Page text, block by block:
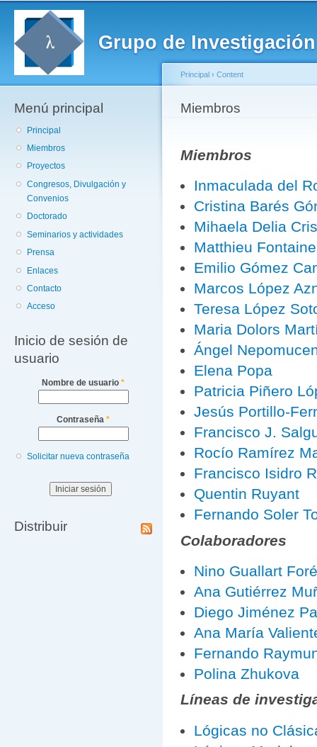
Grupo de
Menú principal
Principal
Miembros
Proyectos
Congresos, Divulgación y
Convenios
Doctorado
Seminarios y actividades
Prensa
Enlaces
Contacto
Acceso
Inicio de sesión de
usuario
Nombre de usuario *
Contraseña *
Solicitar nueva contraseña
Distribuir
Se encuentra usted
Principal › Content
Miembros
Miembros
Inmaculada del
Cristina Barés
Mihaela Delia
Matthieu
Emilio Gómez
Marcos López
Teresa López
Maria Dolors
Ángel
Elena Popa
Patricia Piñero
Jesús Portillo-
Francisco J.
Rocío Ramírez
Francisco Isidro
Quentin Ruyant
Fernando Soler
Colaboradores
Nino Guallart
Ana Gutiérrez
Diego Jiménez
Ana María
Fernando
Polina Zhukova
Líneas de
Lógicas no